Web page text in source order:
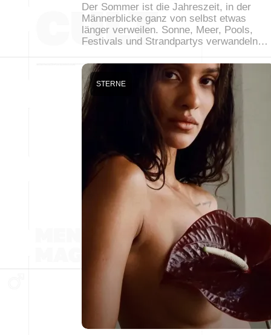
Der Sommer ist die Jahreszeit, in der
Männerblicke ganz von selbst etwas
länger verweilen. Sonne, Meer, Pools,
Festivals und Strandpartys verwandeln…
STERNE